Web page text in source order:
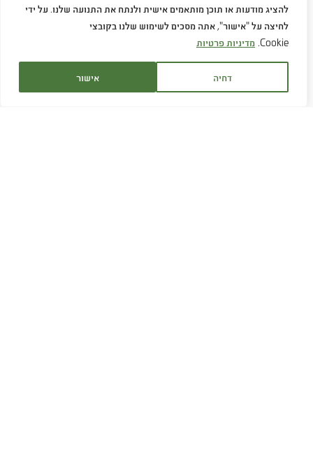
להציג מודעות או תוכן מותאמים אישית ולנתח את התנועה שלנו. על ידי
לחיצה על "אישור", אתה מסכים לשימוש שלנו בקובצי
Cookie. מדיניות פרטיות
דחיה אישור